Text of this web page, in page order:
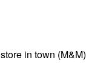
in town (M&M)